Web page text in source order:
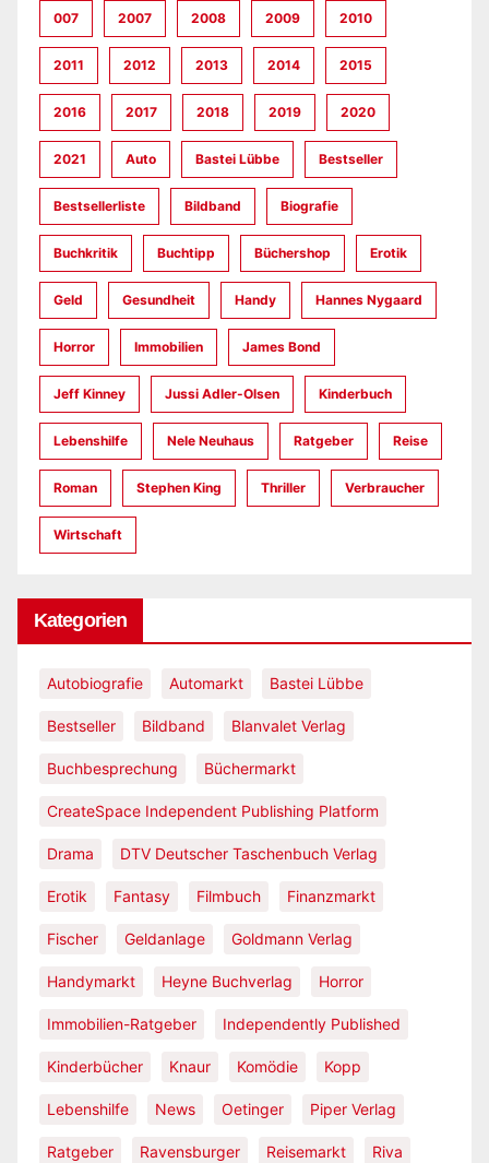
007 2007 2008 2009 2010
2011 2012 2013 2014 2015
2016 2017 2018 2019 2020
2021 Auto Bastei Lübbe Bestseller
Bestsellerliste Bildband Biografie
Buchkritik Buchtipp Büchershop Erotik
Geld Gesundheit Handy Hannes Nygaard
Horror Immobilien James Bond
Jeff Kinney Jussi Adler-Olsen Kinderbuch
Lebenshilfe Nele Neuhaus Ratgeber Reise
Roman Stephen King Thriller Verbraucher
Wirtschaft
Kategorien
Autobiografie Automarkt Bastei Lübbe
Bestseller Bildband Blanvalet Verlag
Buchbesprechung Büchermarkt
CreateSpace Independent Publishing Platform
Drama DTV Deutscher Taschenbuch Verlag
Erotik Fantasy Filmbuch Finanzmarkt
Fischer Geldanlage Goldmann Verlag
Handymarkt Heyne Buchverlag Horror
Immobilien-Ratgeber Independently Published
Kinderbücher Knaur Komödie Kopp
Lebenshilfe News Oetinger Piper Verlag
Ratgeber Ravensburger Reisemarkt Riva